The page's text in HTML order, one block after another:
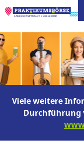
Viele weitere
Durchführung